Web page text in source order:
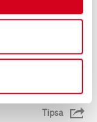
Tipsa